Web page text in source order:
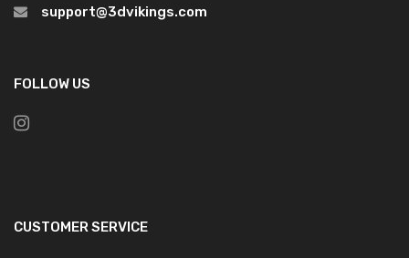
support@3dvikings.com
FOLLOW US
CUSTOMER SERVICE